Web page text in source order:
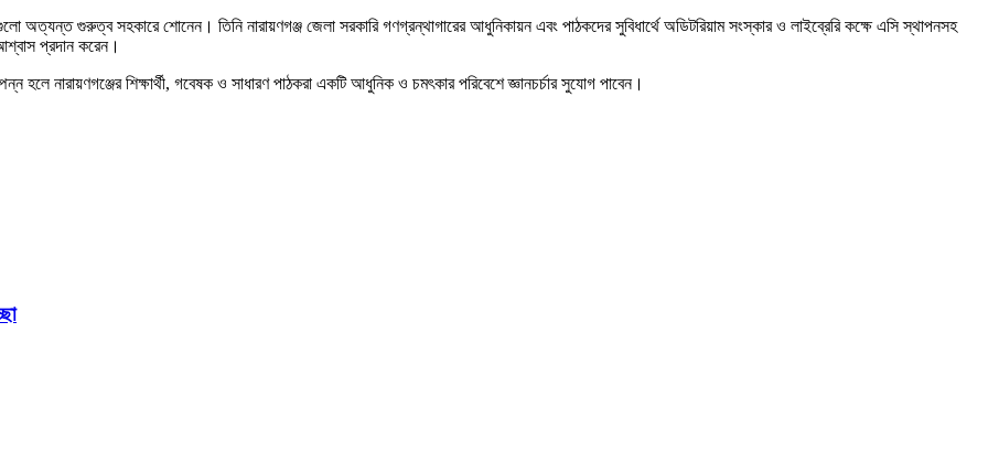
অত্যন্ত গুরুত্ব সহকারে শোনেন। তিনি নারায়ণগঞ্জ জেলা সরকারি গণগ্রন্থাগারের আধুনিকায়ন এবং পাঠকদের সুবিধার্থে অডিটরিয়াম সংস্কার ও লাইব্রেরি কক্ষে এসি স্থাপনসহ
প্রদান করেন।
নারায়ণগঞ্জের শিক্ষার্থী, গবেষক ও সাধারণ পাঠকরা একটি আধুনিক ও চমৎকার পরিবেশে জ্ঞানচর্চার সুযোগ পাবেন।